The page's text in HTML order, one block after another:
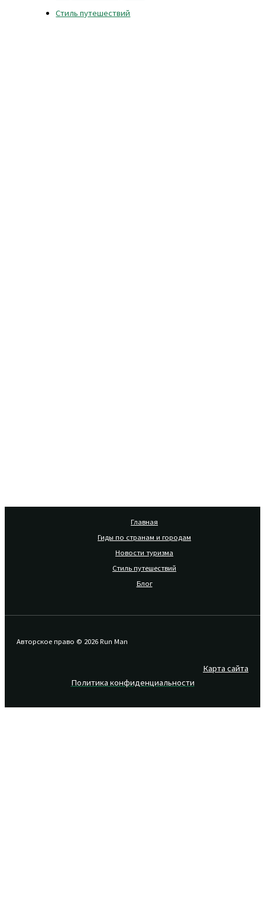
Стиль путешествий
Главная
Гиды по странам и городам
Новости туризма
Стиль путешествий
Блог
Авторское право © 2026 Run Man
Карта сайта
Политика конфиденциальности